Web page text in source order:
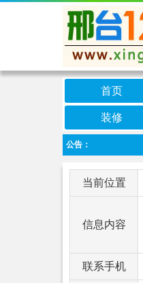
首页
装修
公告：
当前位置
信息内容
联系手机